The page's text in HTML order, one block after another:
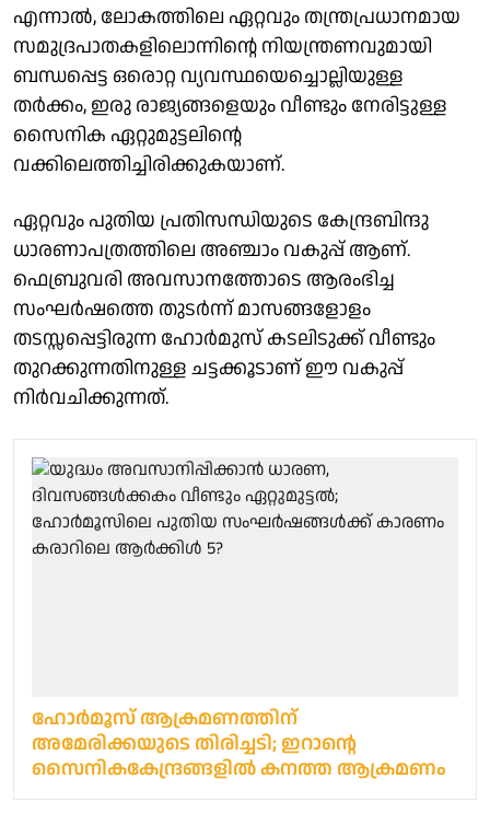
എന്നാൽ, ലോകത്തിലെ ഏറ്റവും തന്ത്രപ്രധാനമായ
സമുദ്രപാതകളിലൊന്നിന്റെ നിയന്ത്രണവുമായി
ബന്ധപ്പെട്ട ഒരൊറ്റ വ്യവസ്ഥയെച്ചൊല്ലിയുള്ള
തർക്കം, ഇരു രാജ്യങ്ങളെയും വീണ്ടും നേരിട്ടുള്ള
സൈനിക ഏറ്റുമുട്ടലിന്റെ
വക്കിലെത്തിച്ചിരിക്കുകയാണ്.
ഏറ്റവും പുതിയ പ്രതിസന്ധിയുടെ കേന്ദ്രബിന്ദു
ധാരണാപത്രത്തിലെ അഞ്ചാം വകുപ്പ് ആണ്.
ഫെബ്രുവരി അവസാനത്തോടെ ആരംഭിച്ച
സംഘർഷത്തെ തുടർന്ന് മാസങ്ങളോളം
തടസ്സപ്പെട്ടിരുന്ന ഹോർമുസ് കടലിടുക്ക് വീണ്ടും
തുറക്കുന്നതിനുള്ള ചട്ടക്കൂടാണ് ഈ വകുപ്പ്
നിർവചിക്കുന്നത്.
ഹോർമൂസ് ആക്രമണത്തിന്
അമേരിക്കയുടെ തിരിച്ചടി; ഇറാന്റെ
സൈനികകേന്ദ്രങ്ങളിൽ കനത്ത ആക്രമണം